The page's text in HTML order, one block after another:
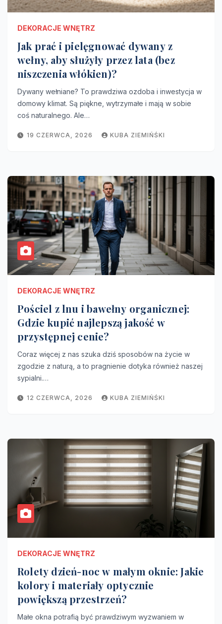
DEKORACJE WNĘTRZ
Jak prać i pielęgnować dywany z
wełny, aby służyły przez lata (bez
niszczenia włókien)?
Dywany wełniane? To prawdziwa ozdoba i inwestycja w
domowy klimat. Są piękne, wytrzymałe i mają w sobie
coś naturalnego. Ale…
19 CZERWCA, 2026 KUBA ZIEMIŃŚKI
DEKORACJE WNĘTRZ
Pościel z lnu i bawełny organicznej:
Gdzie kupić najlepszą jakość w
przystępnej cenie?
Coraz więcej z nas szuka dziś sposobów na życie w
zgodzie z naturą, a to pragnienie dotyka również naszej
sypialni.…
12 CZERWCA, 2026 KUBA ZIEMIŃŚKI
DEKORACJE WNĘTRZ
Rolety dzień-noc w małym oknie: Jakie
kolory i materiały optycznie
powiększą przestrzeń?
Małe okna potrafią być prawdziwym wyzwaniem w